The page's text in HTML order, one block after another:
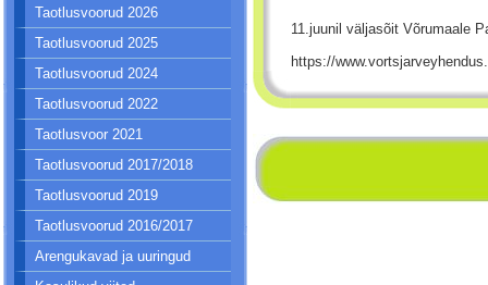
Taotlusvoorud 2026
Taotlusvoorud 2025
Taotlusvoorud 2024
Taotlusvoorud 2022
Taotlusvoor 2021
Taotlusvoorud 2017/2018
Taotlusvoorud 2019
Taotlusvoorud 2016/2017
Arengukavad ja uuringud
11.juunil väljasõit Võrumaale
https://